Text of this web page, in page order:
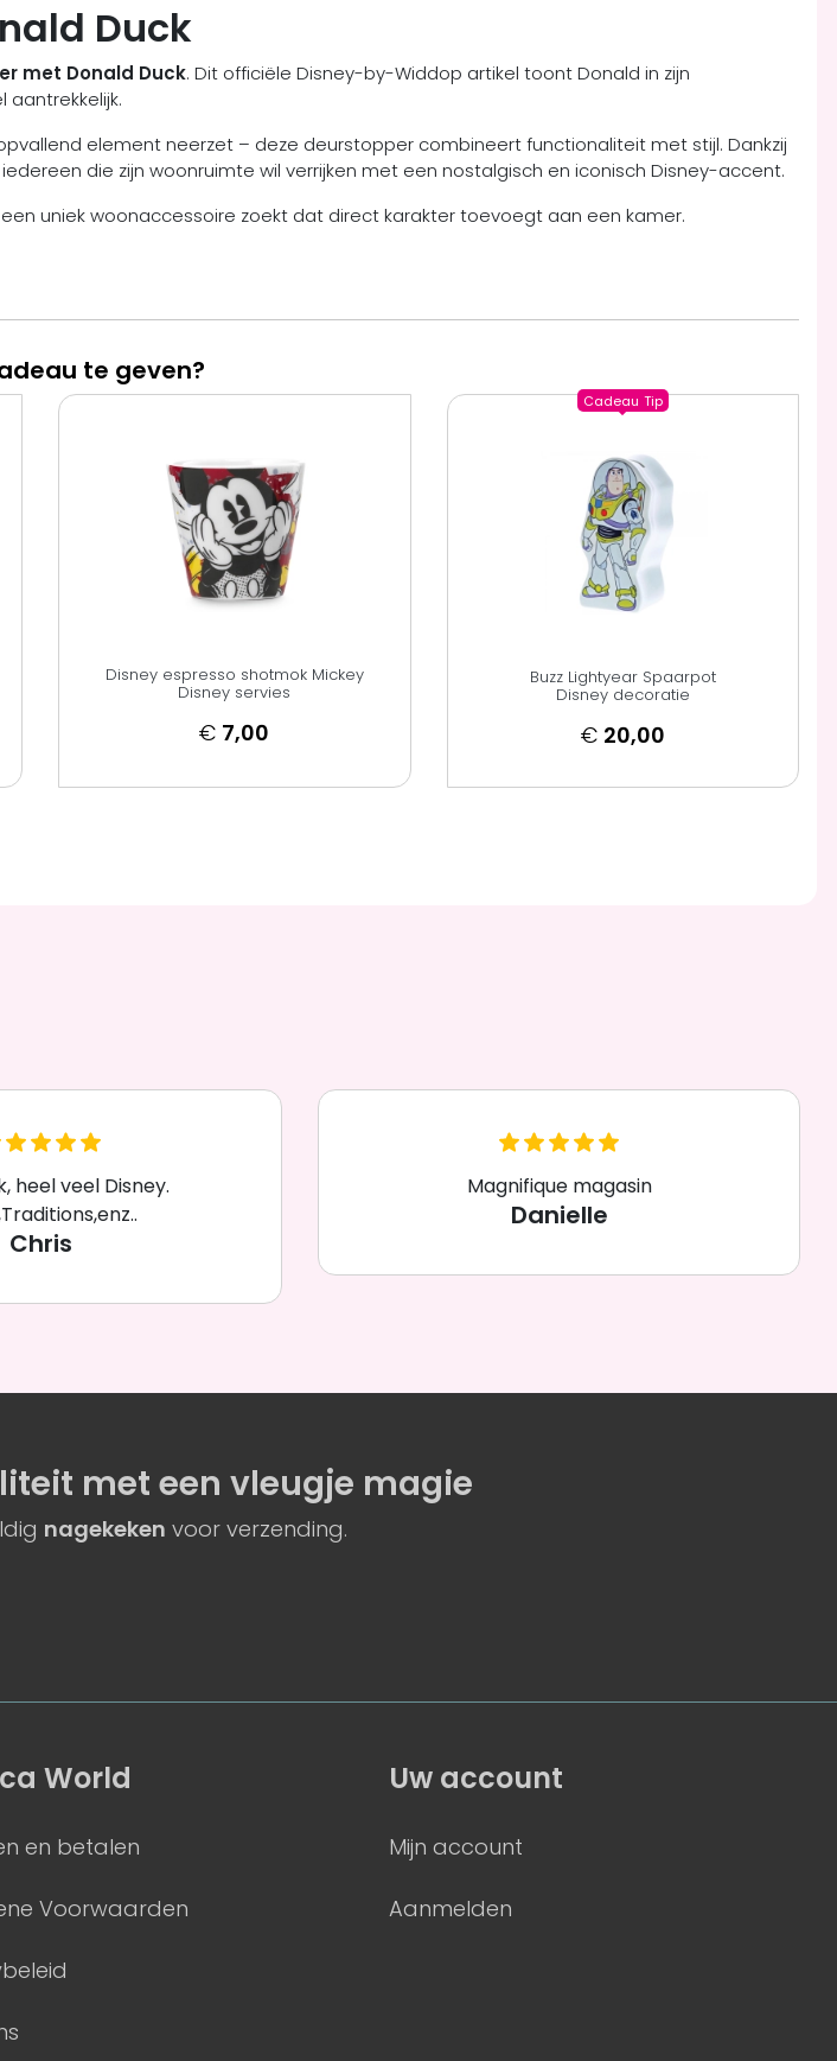
Duck
met Donald Duck. Dit officiële Disney-by-Widdop artikel toont Donald in zijn
aantrekkelijk.
element neerzet – deze deurstopper combineert functionaliteit met stijl. Dankzij
die zijn woonruimte wil verrijken met een nostalgisch en iconisch Disney-accent.
uniek woonaccessoire zoekt dat direct karakter toevoegt aan een kamer.
te geven?
Disney espresso shotmok Mickey
Disney servies
€ 7,00
Cadeau Tip
Buzz Lightyear Spaarpot
Disney decoratie
€ 20,00
heel veel Disney.
Chris
Magnifique magasin
Danielle
met eenvleugje magie
nagekeken voor verzending.
World
en betalen
Voorwaarden
Uw account
Mijn account
Aanmelden